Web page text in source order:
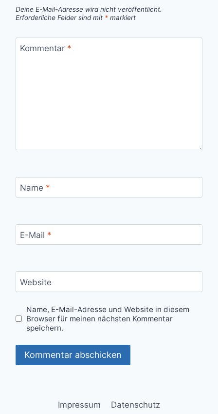
Deine E-Mail-Adresse wird nicht veröffentlicht.
Erforderliche Felder sind mit * markiert
Kommentar *
Name *
E-Mail *
Website
Name, E-Mail-Adresse und Website in diesem
Browser für meinen nächsten Kommentar
speichern.
Impressum Datenschutz